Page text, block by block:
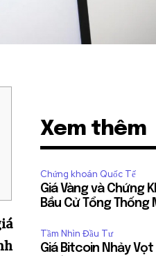
Xem thêm
Chứng khoán Quốc Tế
Giá Vàng và Chứng
Bầu Cử Tổng Thống
Tầm Nhìn Đầu Tư
Giá Bitcoin Nhảy Vọt